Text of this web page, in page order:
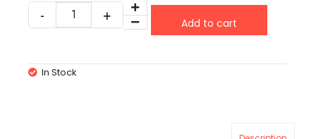
Add to cart
In Stock